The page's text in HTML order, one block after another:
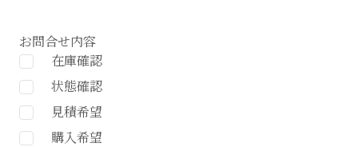
お問合せ内容
在庫確認
状態確認
見積希望
購入希望